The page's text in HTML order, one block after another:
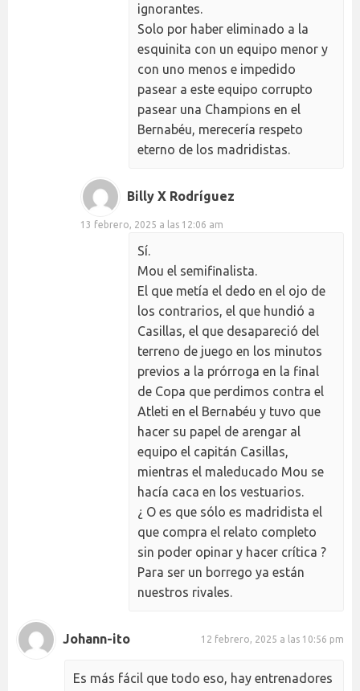
ignorantes.
Solo por haber eliminado a la
esquinita con un equipo menor y
con uno menos e impedido
pasear a este equipo corrupto
pasear una Champions en el
Bernabéu, merecería respeto
eterno de los madridistas.
Billy X Rodríguez
13 febrero, 2025 a las 12:06 am
Sí.
Mou el semifinalista.
El que metía el dedo en el ojo de
los contrarios, el que hundió a
Casillas, el que desapareció del
terreno de juego en los minutos
previos a la prórroga en la final
de Copa que perdimos contra el
Atleti en el Bernabéu y tuvo que
hacer su papel de arengar al
equipo el capitán Casillas,
mientras el maleducado Mou se
hacía caca en los vestuarios.
¿ O es que sólo es madridista el
que compra el relato completo
sin poder opinar y hacer crítica ?
Para ser un borrego ya están
nuestros rivales.
Johann-ito 12 febrero, 2025 a las 10:56 pm
Es más fácil que todo eso, hay entrenadores